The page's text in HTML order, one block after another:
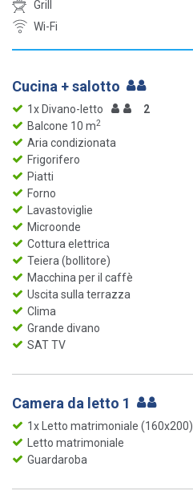
Grill
Wi-Fi
Cucina + salotto
1x Divano-letto
2
Balcone 10 m2
Aria condizionata
Frigorifero
Piatti
Forno
Lavastoviglie
Microonde
Cottura elettrica
Teiera (bollitore)
Macchina per il caffè
Uscita sulla terrazza
Clima
Grande divano
SAT TV
Camera da letto 1
1x Letto matrimoniale (160x200)
Letto matrimoniale
Guardaroba